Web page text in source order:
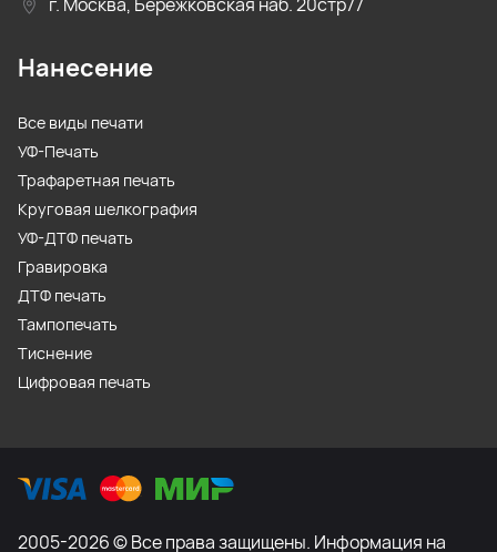
Нанесение
Все виды печати
УФ-Печать
Трафаретная печать
Круговая шелкография
УФ-ДТФ печать
Гравировка
ДТФ печать
Тампопечать
Тиснение
Цифровая печать
2005-2026 © Все права защищены. Информация на